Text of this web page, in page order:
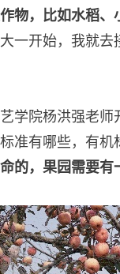
物，比如水稻
一开始，我就
学院杨洪强老
准有哪些，有
的，果园需要有